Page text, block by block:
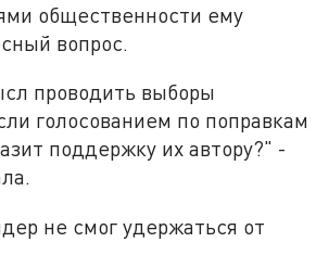
общественности ему
вопрос.
проводить выборы
голосованием по поправкам
поддержку их автору?" -
не смог удержаться от